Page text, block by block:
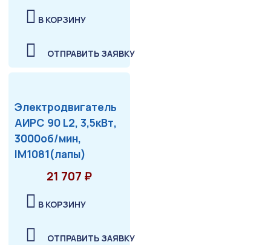
В КОРЗИНУ
ОТПРАВИТЬ ЗАЯВКУ
Электродвигатель
АИРС 90 L2, 3,5кВт,
3000об/мин,
IM1081(лапы)
21 707 ₽
В КОРЗИНУ
ОТПРАВИТЬ ЗАЯВКУ